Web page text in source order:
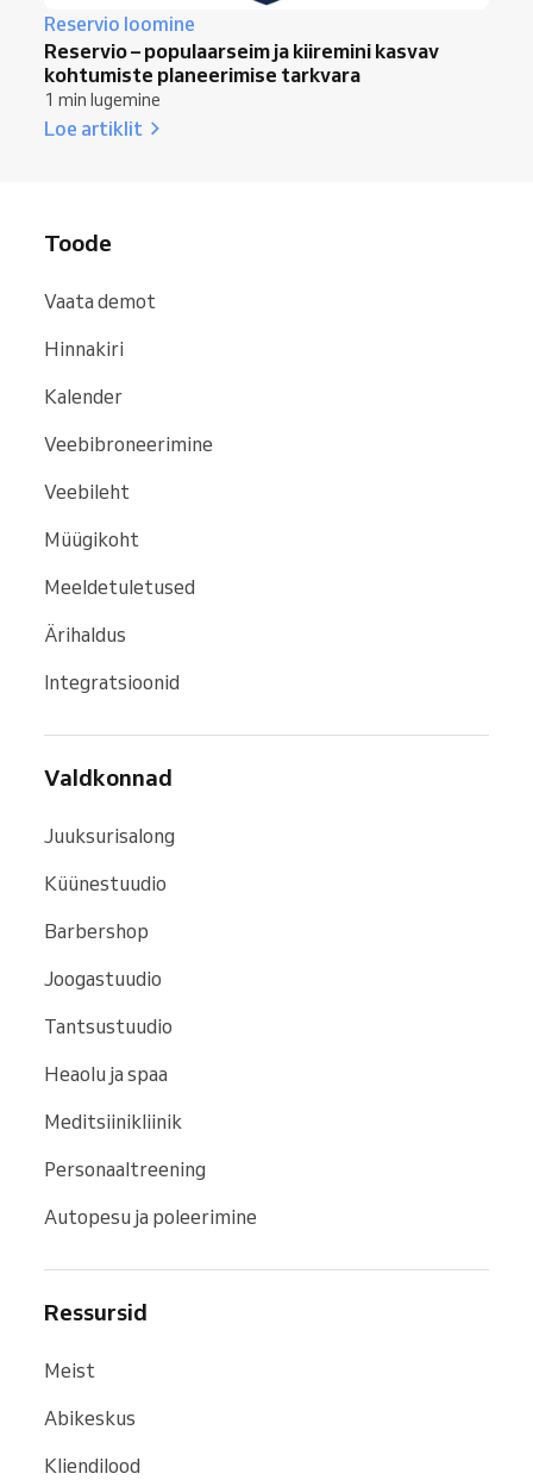
Reservio loomine
Reservio – populaarseim ja kiiremini kasvav
kohtumiste planeerimise tarkvara
1 min lugemine
Loe artiklit
Toode
Vaata demot
Hinnakiri
Kalender
Veebibroneerimine
Veebileht
Müügikoht
Meeldetuletused
Ärihaldus
Integratsioonid
Valdkonnad
Juuksurisalong
Küünestuudio
Barbershop
Joogastuudio
Tantsustuudio
Heaolu ja spaa
Meditsiinikliinik
Personaaltreening
Autopesu ja poleerimine
Ressursid
Meist
Abikeskus
Kliendilood